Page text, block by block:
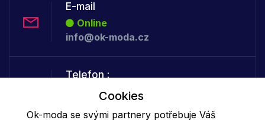
E-mail
Online
info@ok-moda.cz
Telefon :
Offline
+420 702 000 160
Cookies
Ok-moda se svými partnery potřebuje Váš